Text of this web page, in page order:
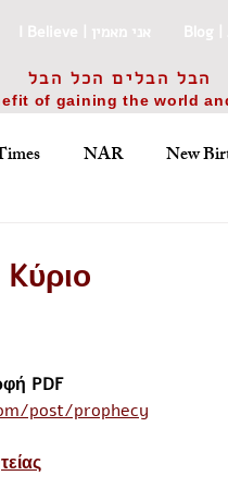
I Believe | אני מאמין
הבל הבלים הכל הבל
of gaining the world
NAR New
ה׳תשפ״ד/31 באוקטובר 2023
PDF
post/prophecy